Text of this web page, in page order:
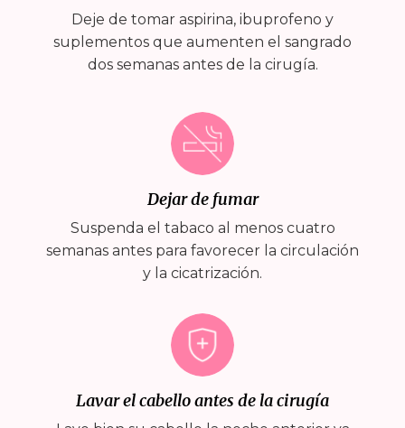
Deje de tomar aspirina, ibuprofeno y
suplementos que aumenten el sangrado
dos semanas antes de la cirugía.
Dejar de fumar
Suspenda el tabaco al menos cuatro
semanas antes para favorecer la circulación
y la cicatrización.
Lavar el cabello antes de la cirugía